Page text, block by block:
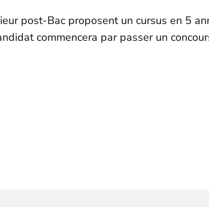
post-Bac proposent un cursus en 5
commencera par passer un